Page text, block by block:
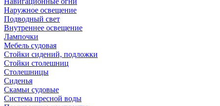
Наружное освещение
Подводный свет
Внутреннее освещение
Лампочки
Мебель судовая
Стойки сидений, подложки
Стойки столешниц
Столешницы
Сиденья
Скамьи судовые
Система пресной воды